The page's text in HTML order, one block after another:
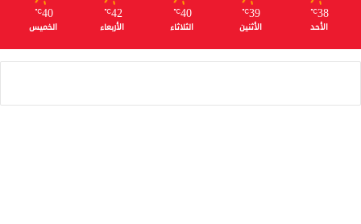
38
℃
الأحد
39
℃
الأثنين
40
℃
الثلاثاء
42
℃
الأربعاء
40
℃
الخميس